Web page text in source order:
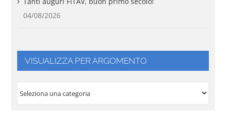
04/08/2026
VISUALIZZA PER ARGOMENTO